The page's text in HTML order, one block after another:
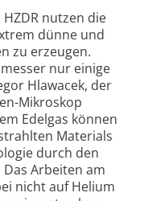
nutzen die
dünne und
zu erzeugen.
nur einige
Hlawacek, der
Mikroskop
Edelgas können
Materials
durch den
Arbeiten am
nicht auf Helium